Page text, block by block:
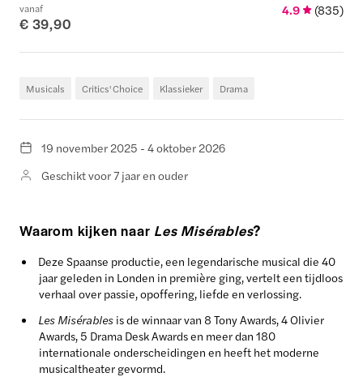
vanaf
€ 39,90
4.9 (835)
Musicals Critics' Choice Klassieker Drama
19 november 2025 - 4 oktober 2026
Geschikt voor 7 jaar en ouder
Waarom kijken naar Les Misérables?
Deze Spaanse productie, een legendarische musical die 40
jaar geleden in Londen in première ging, vertelt een tijdloos
verhaal over passie, opoffering, liefde en verlossing.
Les Misérables is de winnaar van 8 Tony Awards, 4 Olivier
Awards, 5 Drama Desk Awards en meer dan 180
internationale onderscheidingen en heeft het moderne
musicaltheater gevormd.